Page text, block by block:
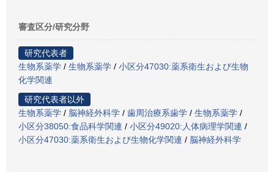
審査区分/研究分野
研究代表者
生物系薬学 / 生物系薬学 / 小区分47030:薬系衛生および生物
化学関連
研究代表者以外
生物系薬学 / 脳神経外科学 / 歯周治療系歯学 / 生物系薬学 /
小区分38050:食品科学関連 / 小区分49020:人体病理学関連 /
小区分47030:薬系衛生および生物化学関連 / 脳神経外科学